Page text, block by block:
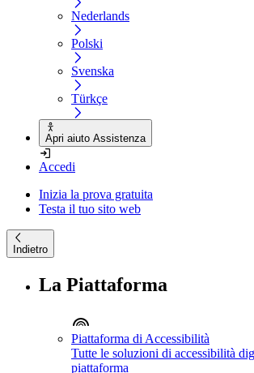
Nederlands
Polski
Svenska
Türkçe
Apri aiuto Assistenza
Accedi
Inizia la prova gratuita
Testa il tuo sito web
Indietro
La Piattaforma
Piattaforma di Accessibilità
Tutte le soluzioni di accessibilità
piattaforma